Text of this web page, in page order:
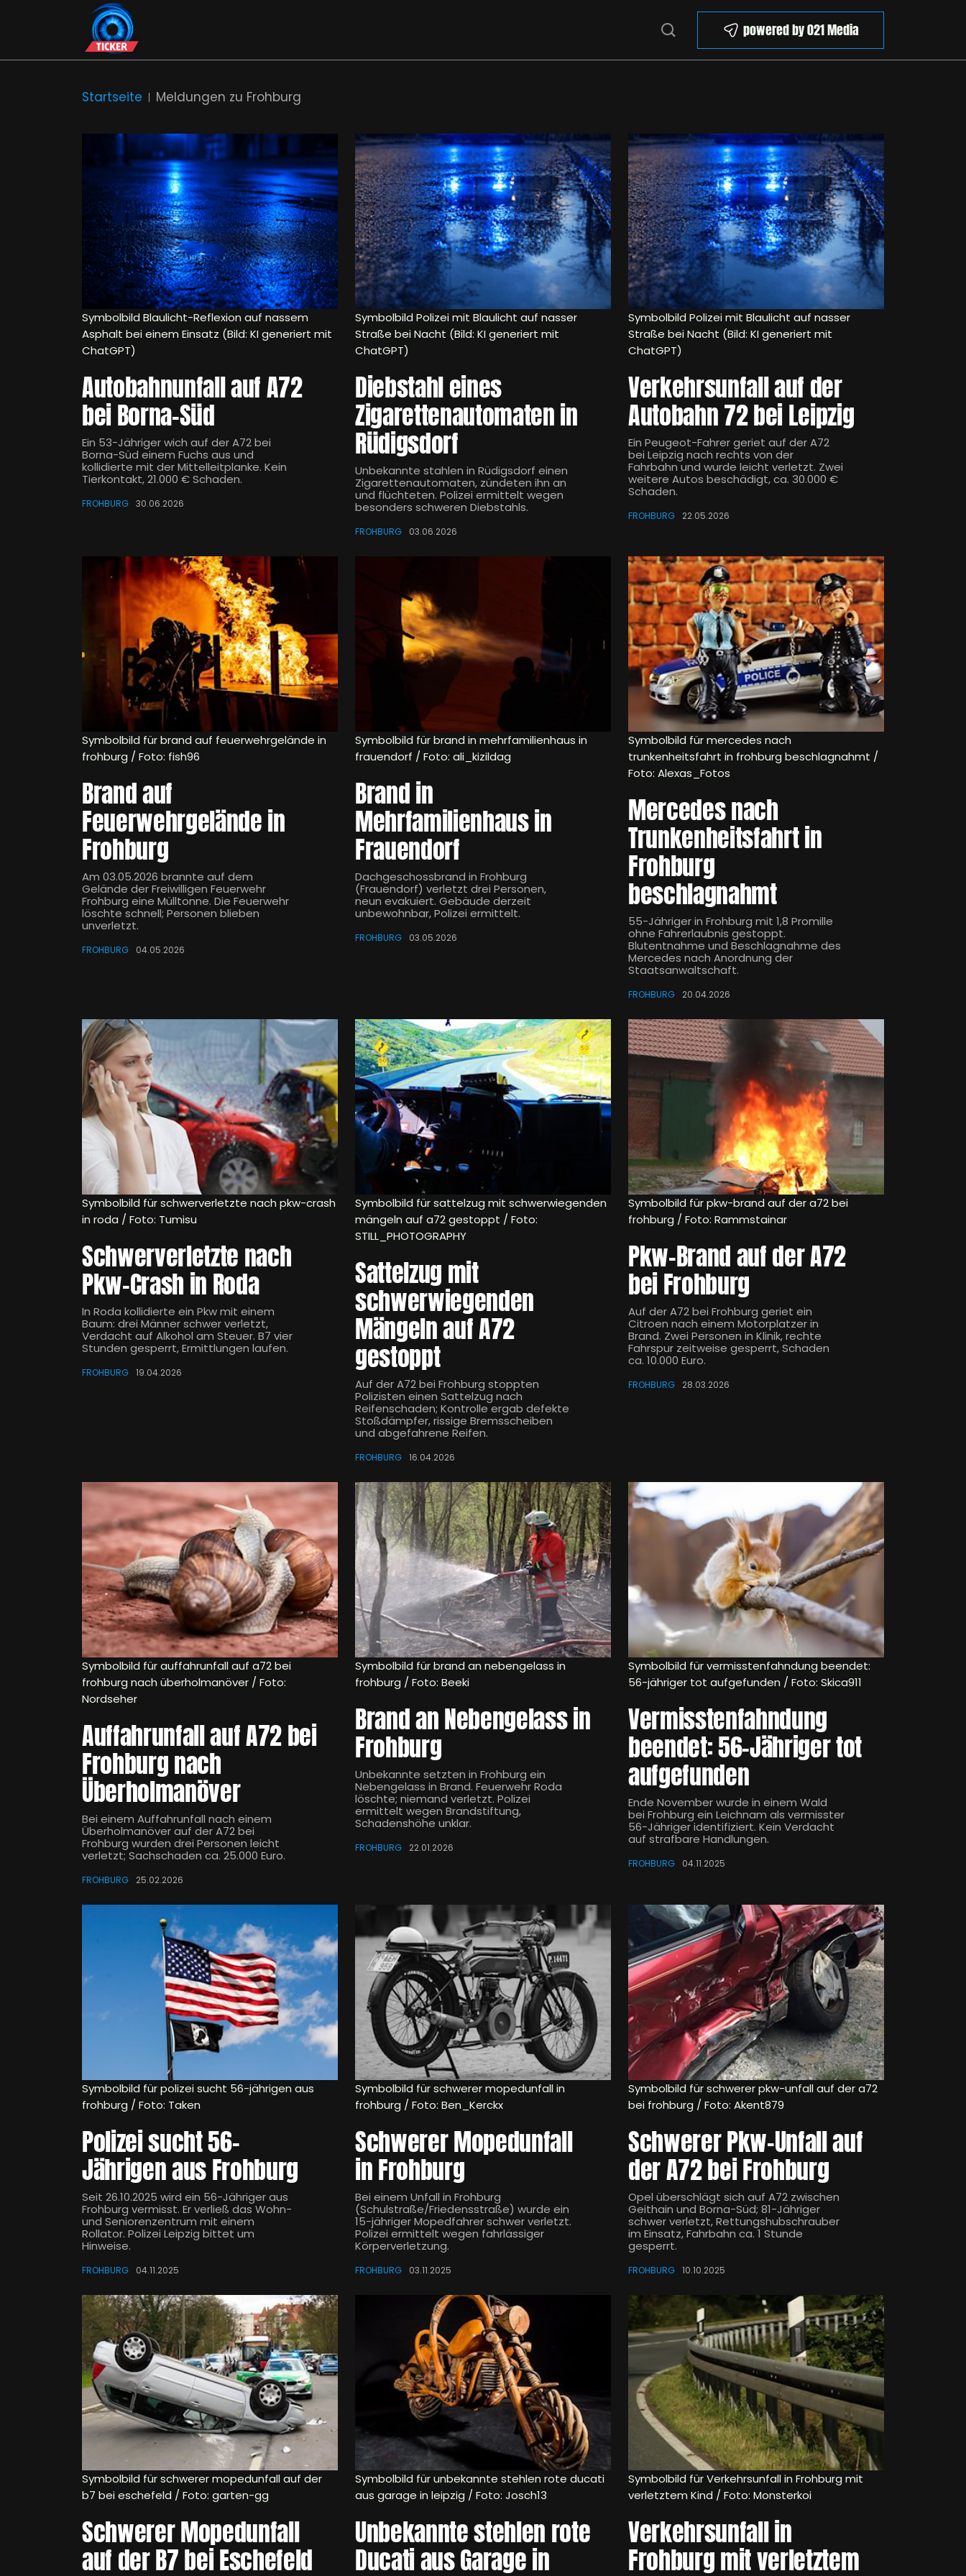
powered by 021 Media
Startseite Meldungen zu Frohburg
Symbolbild Blaulicht-Reflexion auf nassem
Asphalt bei einem Einsatz (Bild: KI generiert mit
ChatGPT)
Autobahnunfall auf A72
bei Borna-Süd
Ein 53-Jähriger wich auf der A72 bei
Borna-Süd einem Fuchs aus und
kollidierte mit der Mittelleitplanke. Kein
Tierkontakt, 21.000 € Schaden.
FROHBURG 30.06.2026
Symbolbild Polizei mit Blaulicht auf nasser
Straße bei Nacht (Bild: KI generiert mit
ChatGPT)
Diebstahl eines
Zigarettenautomaten in
Rüdigsdorf
Unbekannte stahlen in Rüdigsdorf einen
Zigarettenautomaten, zündeten ihn an
und flüchteten. Polizei ermittelt wegen
besonders schweren Diebstahls.
FROHBURG 03.06.2026
Symbolbild Polizei mit Blaulicht auf nasser
Straße bei Nacht (Bild: KI generiert mit
ChatGPT)
Verkehrsunfall auf der
Autobahn 72 bei Leipzig
Ein Peugeot-Fahrer geriet auf der A72
bei Leipzig nach rechts von der
Fahrbahn und wurde leicht verletzt. Zwei
weitere Autos beschädigt, ca. 30.000 €
Schaden.
FROHBURG 22.05.2026
Symbolbild für brand auf feuerwehrgelände in
frohburg / Foto: fish96
Brand auf
Feuerwehrgelände in
Frohburg
Am 03.05.2026 brannte auf dem
Gelände der Freiwilligen Feuerwehr
Frohburg eine Mülltonne. Die Feuerwehr
löschte schnell; Personen blieben
unverletzt.
FROHBURG 04.05.2026
Symbolbild für brand in mehrfamilienhaus in
frauendorf / Foto: ali_kizildag
Brand in
Mehrfamilienhaus in
Frauendorf
Dachgeschossbrand in Frohburg
(Frauendorf) verletzt drei Personen,
neun evakuiert. Gebäude derzeit
unbewohnbar, Polizei ermittelt.
FROHBURG 03.05.2026
Symbolbild für mercedes nach
trunkenheitsfahrt in frohburg beschlagnahmt /
Foto: Alexas_Fotos
Mercedes nach
Trunkenheitsfahrt in
Frohburg
beschlagnahmt
55-Jähriger in Frohburg mit 1,8 Promille
ohne Fahrerlaubnis gestoppt.
Blutentnahme und Beschlagnahme des
Mercedes nach Anordnung der
Staatsanwaltschaft.
FROHBURG 20.04.2026
Symbolbild für schwerverletzte nach pkw-crash
in roda / Foto: Tumisu
Schwerverletzte nach
Pkw-Crash in Roda
In Roda kollidierte ein Pkw mit einem
Baum: drei Männer schwer verletzt,
Verdacht auf Alkohol am Steuer. B7 vier
Stunden gesperrt, Ermittlungen laufen.
FROHBURG 19.04.2026
Symbolbild für sattelzug mit schwerwiegenden
mängeln auf a72 gestoppt / Foto:
STILL_PHOTOGRAPHY
Sattelzug mit
schwerwiegenden
Mängeln auf A72
gestoppt
Auf der A72 bei Frohburg stoppten
Polizisten einen Sattelzug nach
Reifenschaden; Kontrolle ergab defekte
Stoßdämpfer, rissige Bremsscheiben
und abgefahrene Reifen.
FROHBURG 16.04.2026
Symbolbild für pkw-brand auf der a72 bei
frohburg / Foto: Rammstainar
Pkw-Brand auf der A72
bei Frohburg
Auf der A72 bei Frohburg geriet ein
Citroen nach einem Motorplatzer in
Brand. Zwei Personen in Klinik, rechte
Fahrspur zeitweise gesperrt, Schaden
ca. 10.000 Euro.
FROHBURG 28.03.2026
Symbolbild für auffahrunfall auf a72 bei
frohburg nach überholmanöver / Foto:
Nordseher
Auffahrunfall auf A72 bei
Frohburg nach
Überholmanöver
Bei einem Auffahrunfall nach einem
Überholmanöver auf der A72 bei
Frohburg wurden drei Personen leicht
verletzt; Sachschaden ca. 25.000 Euro.
FROHBURG 25.02.2026
Symbolbild für brand an nebengelass in
frohburg / Foto: Beeki
Brand an Nebengelass in
Frohburg
Unbekannte setzten in Frohburg ein
Nebengelass in Brand. Feuerwehr Roda
löschte; niemand verletzt. Polizei
ermittelt wegen Brandstiftung,
Schadenshöhe unklar.
FROHBURG 22.01.2026
Symbolbild für vermisstenfahndung beendet:
56-jähriger tot aufgefunden / Foto: Skica911
Vermisstenfahndung
beendet: 56-Jähriger tot
aufgefunden
Ende November wurde in einem Wald
bei Frohburg ein Leichnam als vermisster
56-Jähriger identifiziert. Kein Verdacht
auf strafbare Handlungen.
FROHBURG 04.11.2025
Symbolbild für polizei sucht 56-jährigen aus
frohburg / Foto: Taken
Polizei sucht 56-
Jährigen aus Frohburg
Seit 26.10.2025 wird ein 56-Jähriger aus
Frohburg vermisst. Er verließ das Wohn-
und Seniorenzentrum mit einem
Rollator. Polizei Leipzig bittet um
Hinweise.
FROHBURG 04.11.2025
Symbolbild für schwerer mopedunfall in
frohburg / Foto: Ben_Kerckx
Schwerer Mopedunfall
in Frohburg
Bei einem Unfall in Frohburg
(Schulstraße/Friedensstraße) wurde ein
15-jähriger Mopedfahrer schwer verletzt.
Polizei ermittelt wegen fahrlässiger
Körperverletzung.
FROHBURG 03.11.2025
Symbolbild für schwerer pkw-unfall auf der a72
bei frohburg / Foto: Akent879
Schwerer Pkw-Unfall auf
der A72 bei Frohburg
Opel überschlägt sich auf A72 zwischen
Geithain und Borna-Süd; 81-Jähriger
schwer verletzt, Rettungshubschrauber
im Einsatz, Fahrbahn ca. 1 Stunde
gesperrt.
FROHBURG 10.10.2025
Symbolbild für schwerer mopedunfall auf der
b7 bei eschefeld / Foto: garten-gg
Schwerer Mopedunfall
auf der B7 bei Eschefeld
Symbolbild für unbekannte stehlen rote ducati
aus garage in leipzig / Foto: Josch13
Unbekannte stehlen rote
Ducati aus Garage in
Symbolbild für Verkehrsunfall in Frohburg mit
verletztem Kind / Foto: Monsterkoi
Verkehrsunfall in
Frohburg mit verletztem